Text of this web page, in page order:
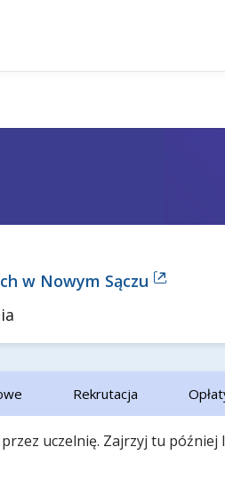
w Nowym Sączu
Rekrutacja
uczelnię. Zajrzyj tu